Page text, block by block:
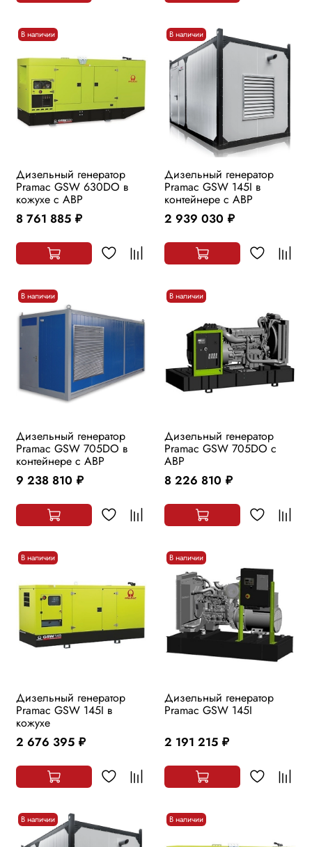
В наличии
Дизельный генератор
Pramac GSW 630DO в
кожухе с АВР
8 761 885 руб.
В наличии
Дизельный генератор
Pramac GSW 145I в
контейнере с АВР
2 939 030 руб.
В наличии
Дизельный генератор
Pramac GSW 705DO в
контейнере с АВР
9 238 810 руб.
В наличии
Дизельный генератор
Pramac GSW 705DO с
АВР
8 226 810 руб.
В наличии
Дизельный генератор
Pramac GSW 145I в
кожухе
2 676 395 руб.
В наличии
Дизельный генератор
Pramac GSW 145I
2 191 215 руб.
В наличии В наличии